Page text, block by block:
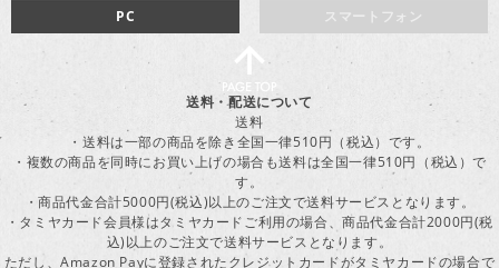
スマートフォン
PC
送料・配送について
送料
・送料は一部の商品を除き全国一律510円（税込）です。
・複数の商品を同時にお買い上げの場合も送料は全国一律510円（税込）で
す。
・商品代金合計5000円(税込)以上のご注文で送料サービスとなります。
・タミヤカード会員様はタミヤカードご利用の場合、商品代金合計2000円(税
込)以上のご注文で送料サービスとなります。
ただし、Amazon Payに登録されたクレジットカードがタミヤカードの場合で